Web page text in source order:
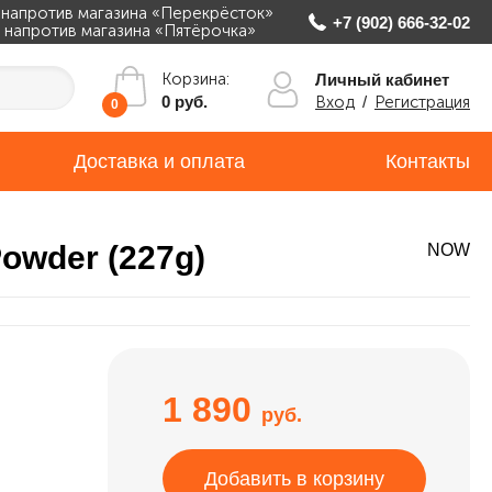
магазина «Перекрёсток»
магазина «Пятёрочка»
+7 (902) 666-32-02
0
Корзина:
0 руб.
Личный кабинет
Вход / Регистрация
Доставка и оплата Контакты
(227g) NOW
1 890 руб.
Добавить в корзину